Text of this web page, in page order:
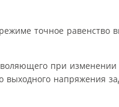
точное равенство
при изменении
напряжения